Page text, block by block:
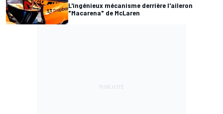
L'ingénieux mécanisme derrière l'aileron
"Macarena" de McLaren